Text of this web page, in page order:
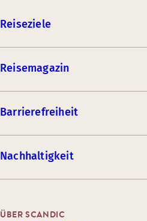
Reiseziele
Reisemagazin
Barrierefreiheit
Nachhaltigkeit
ÜBER SCANDIC